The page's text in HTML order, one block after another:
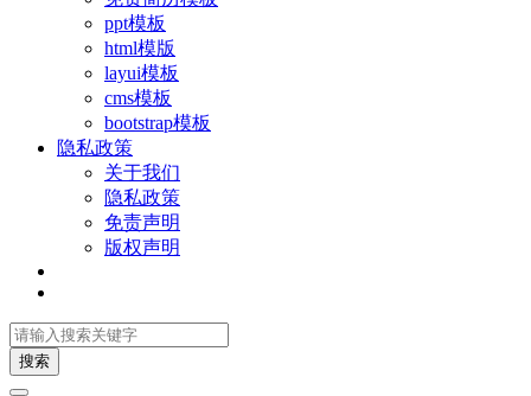
ppt模板
html模版
layui模板
cms模板
bootstrap模板
隐私政策
关于我们
隐私政策
免责声明
版权声明
搜索